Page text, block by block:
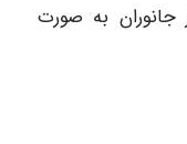
به صورت